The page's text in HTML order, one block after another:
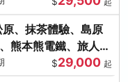
、抹茶體驗、島原
熊本熊電鐵、旅人觀
$29,000 起